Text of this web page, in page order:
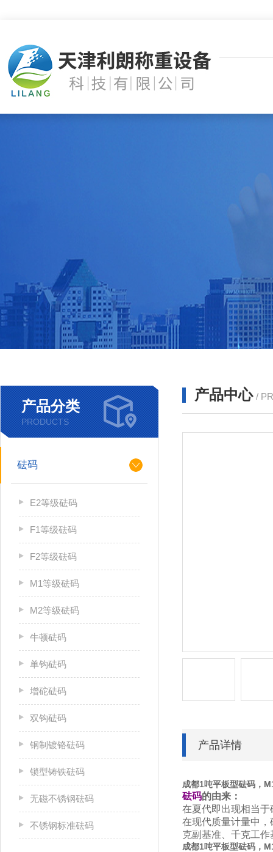
产品分类
PRODUCTS
砝码
E2等级砝码
F1等级砝码
F2等级砝码
M1等级砝码
M2等级砝码
牛顿砝码
单钩砝码
增砣砝码
双钩砝码
钢制镀铬砝码
锁型铸铁砝码
无磁不锈钢砝码
不锈钢标准砝码
产品中心 /
产品详情
成都1吨平板型砝码，
砝码的由来：
在夏代即出现相当
在现代质量计量中
克副基准、千克工
成都1吨平板型砝码，